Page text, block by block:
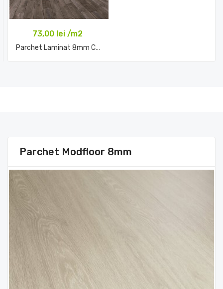
73,00 lei /m2
Parchet Laminat 8mm CARCOAL...
Parchet Modfloor 8mm